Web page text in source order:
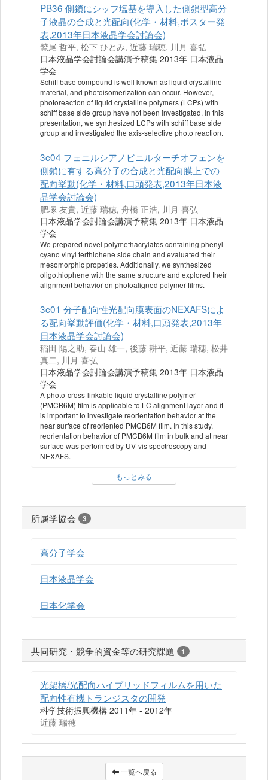
PB36 側鎖にシッフ塩基を導入した側鎖型高分
子液晶の合成と光配向(化学・材料,ポスター発
表,2013年日本液晶学会討論会)
鷲尾 哲平, 松下 ひとみ, 近藤 瑞穂, 川月 喜弘
日本液晶学会討論会講演予稿集 2013年 日本液晶
学会
Schiff base compound is well known as liquid crystalline
material, and photoisomerization can occur. However,
photoreaction of liquid crystalline polymers (LCPs) with
schiff base side group have not been investigated. In this
presentation, we synthesized LCPs with schiff base side
group and investigated the axis-selective photo reaction.
3c04 フェニルシアノビニルターチオフェンを
側鎖に有する高分子の合成と光配向膜上での
配向挙動(化学・材料,口頭発表,2013年日本液
晶学会討論会)
肥塚 友貴, 近藤 瑞穂, 舟橋 正浩, 川月 喜弘
日本液晶学会討論会講演予稿集 2013年 日本液晶
学会
We prepared novel polymethacrylates containing phenyl
cyano vinyl terthiohene side chain and evaluated their
mesomorphic propeties. Additionally, we synthesized
oligothiophene with the same structure and explored their
alignment behavior on photoaligned polymer films.
3c01 分子配向性光配向膜表面のNEXAFSによ
る配向挙動評価(化学・材料,口頭発表,2013年
日本液晶学会討論会)
稲田 陽之助, 春山 雄一, 後藤 耕平, 近藤 瑞穂, 松井
真二, 川月 喜弘
日本液晶学会討論会講演予稿集 2013年 日本液晶
学会
A photo-cross-linkable liquid crystalline polymer
(PMCB6M) film is applicable to LC alignment layer and it
is important to investigate reorientation behavior at the
near surface of reoriented PMCB6M film. In this study,
reorientation behavior of PMCB6M film in bulk and at near
surface was performed by UV-vis spectroscopy and
NEXAFS.
もっとみる
所属学協会 3
高分子学会
日本液晶学会
日本化学会
共同研究・競争的資金等の研究課題 1
光架橋/光配向ハイブリッドフィルムを用いた
配向性有機トランジスタの開発
科学技術振興機構 2011年 - 2012年
近藤 瑞穂
一覧へ戻る